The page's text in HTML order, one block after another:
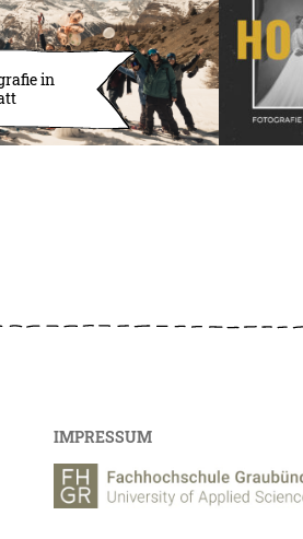
in
IMPRESSUM